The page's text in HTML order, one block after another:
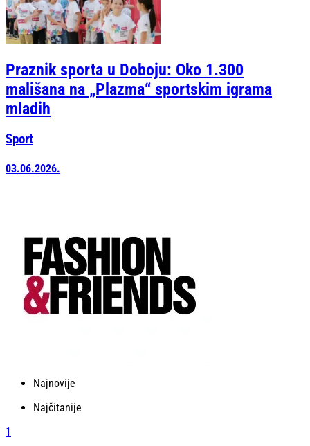
Praznik sporta u Doboju: Oko 1.300
mališana na „Plazma“ sportskim igrama
mladih
Sport
03.06.2026.
Najnovije
Najčitanije
1